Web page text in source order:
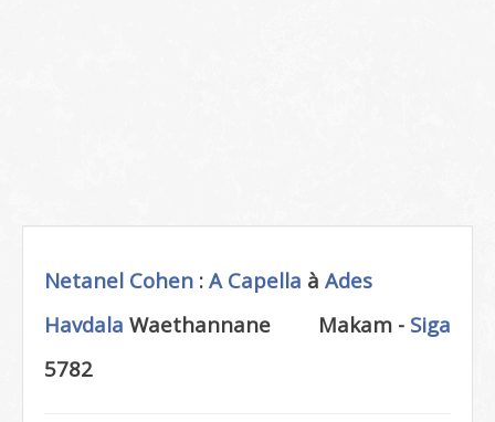
Netanel Cohen : A Capella à Ades
Havdala
Makam - Siga
Waethannane
5782